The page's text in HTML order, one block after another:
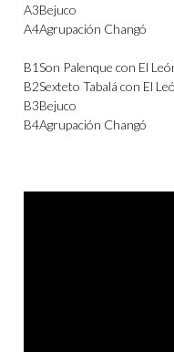
A3Bejuco
A4Agrupación Changó
B1Son Palenque con El
B2Sexteto Tabalá con El
B3Bejuco
B4Agrupación Changó